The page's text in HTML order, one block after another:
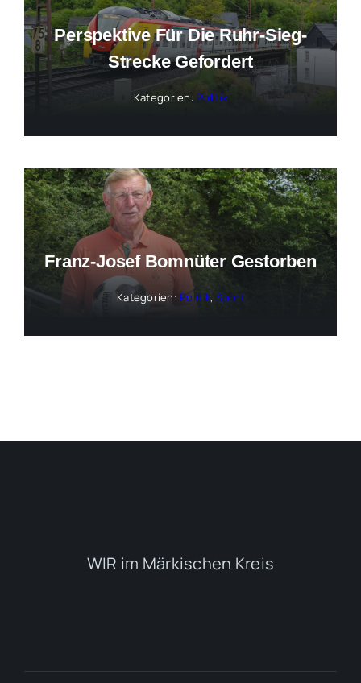
Perspektive Für Die Ruhr-Sieg-
Strecke Gefordert
Kategorien:Politik
Franz-Josef Bomnüter Gestorben
Kategorien: Politik, Sport
WIR im Märkischen Kreis